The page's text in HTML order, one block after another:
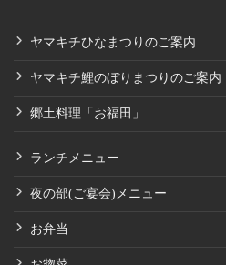
ヤマキチひなまつりのご案内
ヤマキチ鯉のぼりまつりのご案内
郷土料理「お福田」
ランチメニュー
夜の部(ご宴会)メニュー
お弁当